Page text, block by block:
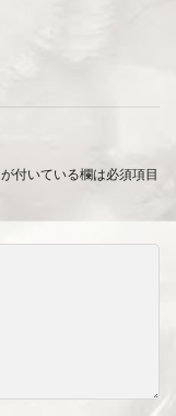
が付いている欄は必須項目